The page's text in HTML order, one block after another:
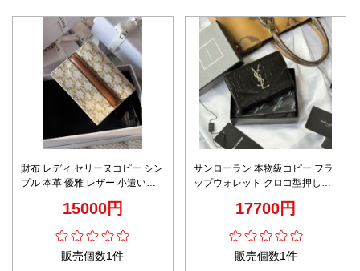
財布 レディ セリーヌコピー シン
プル 本革 優雅 レザー 小遣い
15000円
販売個数1件
サンローラン 本物級コピー フラ
ップウォレット クロコ型押しレ
17700円
販売個数1件